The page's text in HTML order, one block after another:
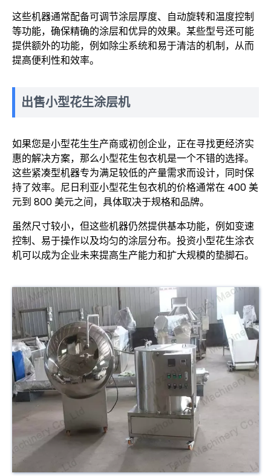
这些机器通常配备可调节涂层厚度、自动旋转和温度控制
等功能，确保精确的涂层和优异的效果。某些型号还可能
提供额外的功能，例如除尘系统和易于清洁的机制，从而
提高便利性和效率。
出售小型花生涂层机
如果您是小型花生生产商或初创企业，正在寻找更经济实
惠的解决方案，那么小型花生包衣机是一个不错的选择。
这些紧凑型机器专为满足较低的产量需求而设计，同时保
持了效率。尼日利亚小型花生包衣机的价格通常在 400 美
元到 800 美元之间，具体取决于规格和品牌。
虽然尺寸较小，但这些机器仍然提供基本功能，例如变速
控制、易于操作以及均匀的涂层分布。投资小型花生涂衣
机可以成为企业未来提高生产能力和扩大规模的垫脚石。